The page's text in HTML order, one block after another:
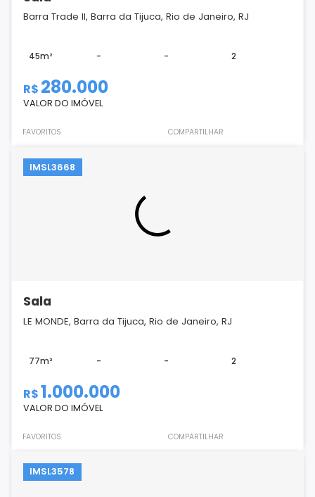
Barra Trade II, Barra da Tijuca, Rio de Janeiro, RJ
45m² - - 2
R$ 280.000
VALOR DO IMÓVEL
FAVORITOS COMPARTILHAR
IMSL3668
Sala
LE MONDE, Barra da Tijuca, Rio de Janeiro, RJ
77m² - - 2
R$1.000.000
VALOR DO IMÓVEL
FAVORITOS COMPARTILHAR
IMSL3578